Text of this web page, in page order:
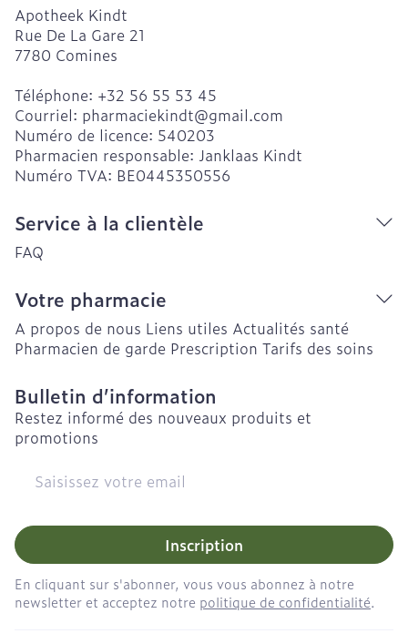
Apotheek Kindt
Rue De La Gare 21
7780 Comines
Téléphone: +32 56 55 53 45
Courriel: pharmaciekindt@gmail.com
Numéro de licence: 540203
Pharmacien responsable: Janklaas Kindt
Numéro TVA: BE0445350556
Service à la clientèle
FAQ
Votre pharmacie
A propos de nous Liens utiles Actualités santé
Pharmacien de garde Prescription Tarifs des soins
Bulletin d’information
Restez informé des nouveaux produits et
promotions
Inscription
En cliquant sur s'abonner, vous vous abonnez à notre
newsletter et acceptez notre politique de confidentialité.